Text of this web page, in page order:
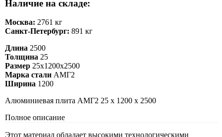
Наличие на складе:
Москва: 2761 кг
Санкт-Петербург: 891 кг
Длина 2500
Толщина 25
Размер 25х1200х2500
Марка стали АМГ2
Ширина 1200
Алюминиевая плита АМГ2 25 х 1200 х 2500
Полное описание
Этот материал обладает высокими технологическими